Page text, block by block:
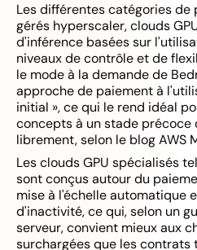
Les différentes catégories
gérés hyperscaler, clouds
d'inférence basées sur
niveaux de contrôle et de
le mode à la demande de
approche de paiement à
initial », ce qui le rend idéal
concepts à un stade précoce
librement, selon le blog AWS
Les clouds GPU spécialisés
sont conçus autour du
mise à l'échelle automatique
d'inactivité, ce qui, selon un
serveur, convient mieux aux
surchargées que les